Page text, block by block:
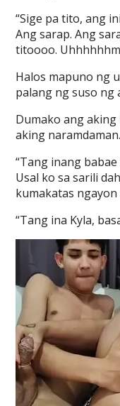
“Sige pa tito, ang
Ang sarap. Ang
titoooo.
Halos mapuno ng
palang ng suso ng
Dumako ang
aking naramdaman.
“Tang inang
Usal ko sa sarili
kumakatas
“Tang ina Kyla,